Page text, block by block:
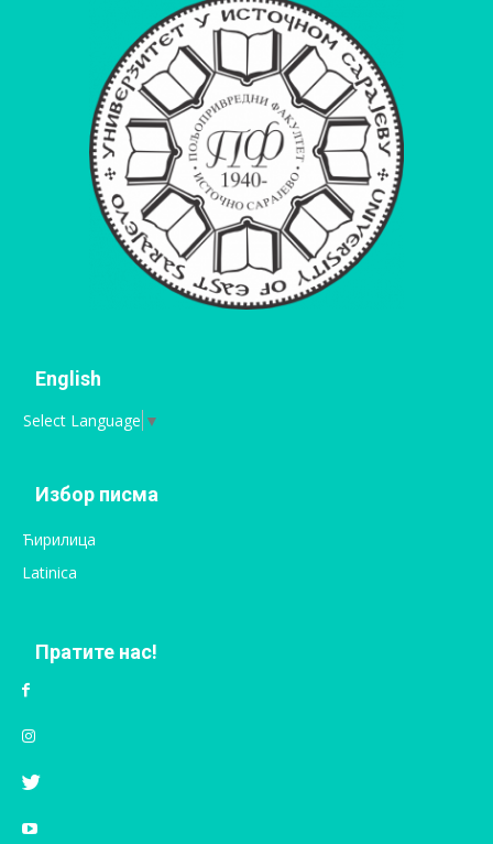
English
Select Language ▼
Избор писма
Ћирилица
Latinica
Пратите нас!